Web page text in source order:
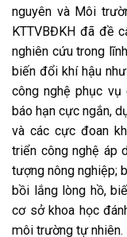
nguyên và Môi
KTTVBĐKH đã đề
nghiên cứu trong
biến đổi khí hậu
công nghệ phục
báo hạn cực ngắn,
và các cực đoan
triển công nghệ áp
tượng nông nghiệp;
bồi lắng lòng hồ,
cơ sở khoa học
môi trường tự nhiên.